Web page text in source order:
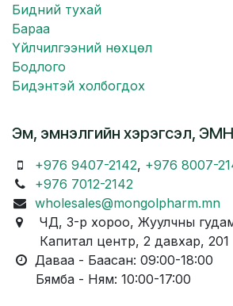
Бидний тухай
Бараа
Үйлчилгээний нөхцөл
Бодлого
Бидэнтэй холбогдох
Эм, эмнэлгийн хэрэгсэл,
+976 9407-2142, +976 8007-
+976 7012-2142
wholesales@mongolpharm.mn
ЧД, 3-р хороо, Жуулчны
Капитал центр, 2 давхар, 201
Даваа - Баасан: 09:00-18:00
Бямба - Ням: 10:00-17:00